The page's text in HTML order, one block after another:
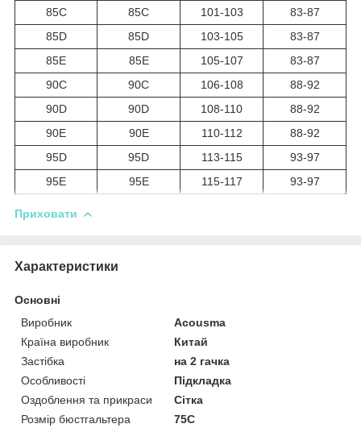
85C
85C 101-103
83-87
85D
85D 103-105
83-87
85E
85E 105-107
83-87
90C
90C 106-108
88-92
90D
90D 108-110
88-92
90E
90E 110-112
88-92
95D
95D 113-115
93-97
95E
95E 115-117 93-97
Приховати
Характеристики
Основні
Виробник
Acousma
Країна виробник
Китай
Застібка
на 2 гачка
Особливості
Підкладка
Оздоблення та прикраси
Сітка
Розмір бюстгальтера
75C